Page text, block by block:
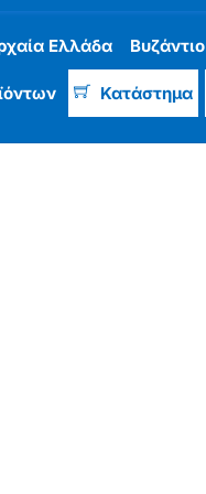
Ελλάδα Βυζάντιο
Κατάστημα